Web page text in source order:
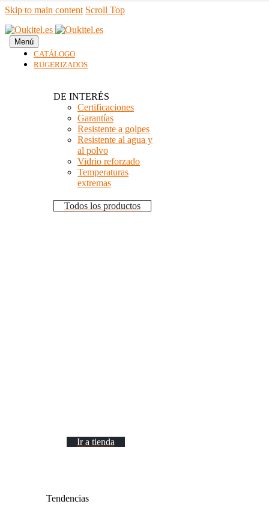
Skip to main content Scroll Top
Menú
CATÁLOGO
RUGERIZADOS
DE INTERÉS
Certificaciones
Garantías
Resistente a golpes
Resistente al agua y
al polvo
Vidrio reforzado
Temperaturas
extremas
Todos los productos
Ir a tienda
Tendencias